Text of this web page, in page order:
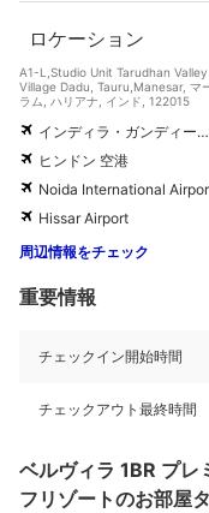
ロケーション
A1-L,Studio Unit Tarudhan Valley
Village Dadu, Tauru,Manesar, マ
ラム, ハリアナ, インド, 122015
インディラ・ガンディー国際空港
ヒンドン 空港
Noida International
Hissar Airport
周辺情報をチェック
重要情報
チェックイン開始時間
チェックアウト最終時間
ベルヴィラ 1BR プレ
フリゾートのお部屋